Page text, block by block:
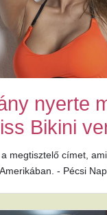
nyerte
Bikini
megtisztelő címet,
- Pécsi